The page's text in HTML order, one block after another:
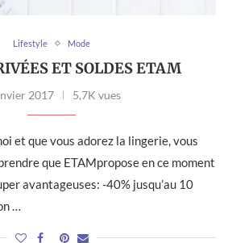
Lifestyle Mode
ET SOLDES ETAM
2017 5,7K vues
et que vous adorez la lingerie, vous
que ETAMpropose en ce moment
avantageuses: -40% jusqu’au 10
…